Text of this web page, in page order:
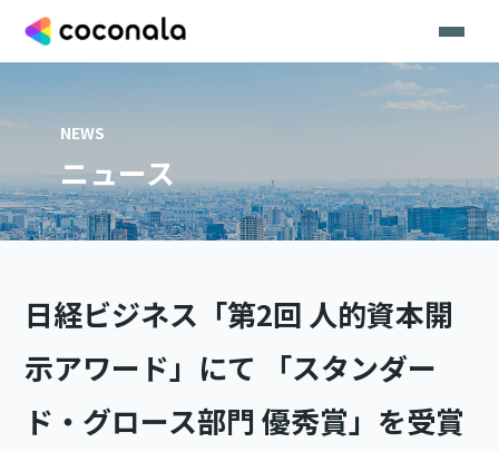
NEWS
ニュース
日経ビジネス「第2回 人的資本開
示アワード」にて 「スタンダー
ド・グロース部門 優秀賞」を受賞